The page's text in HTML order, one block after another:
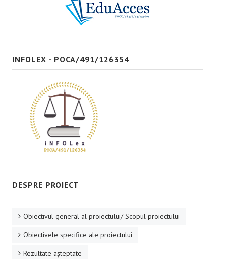
INFOLEX - POCA/491/126354
DESPRE PROIECT
Obiectivul general al proiectului/ Scopul proiectului
Obiectivele specifice ale proiectului
Rezultate aşteptate